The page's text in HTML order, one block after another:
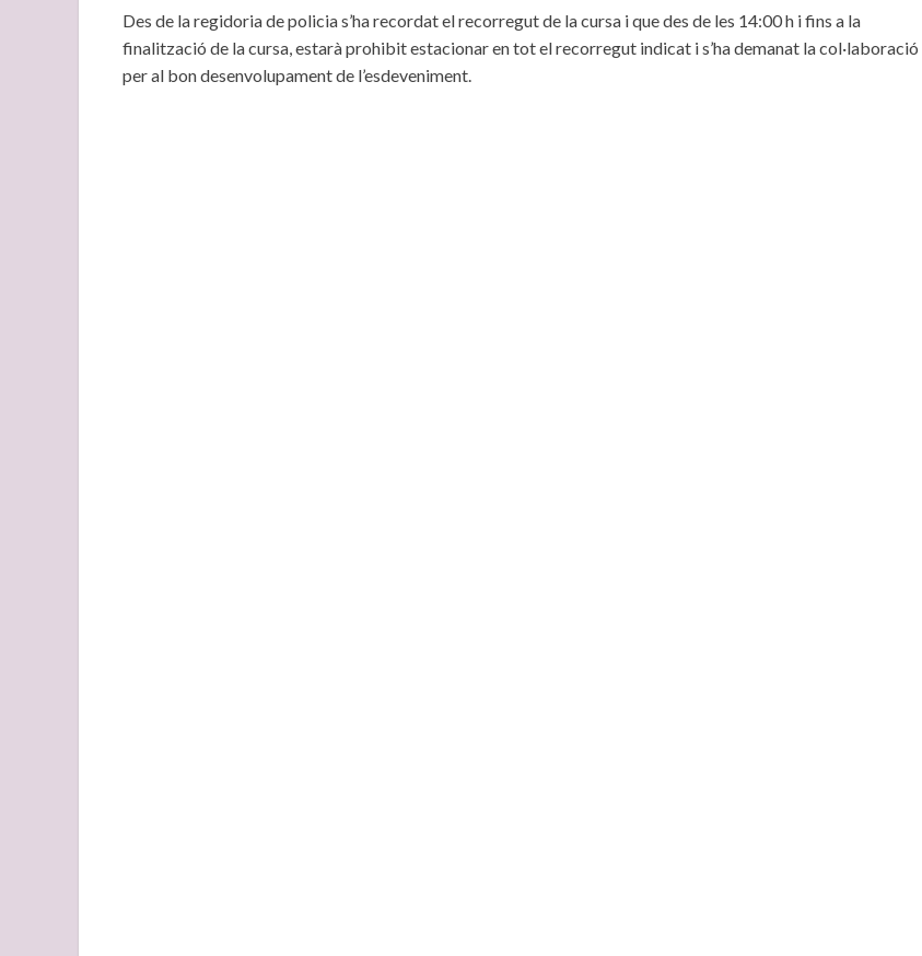
Des de la regidoria de policia s’ha recordat el recorregut de la cursa i que des de les 14:00 h i fins a la
finalització de la cursa, estarà prohibit estacionar en tot el recorregut indicat i s’ha demanat la col·laboració
per al bon desenvolupament de l’esdeveniment.